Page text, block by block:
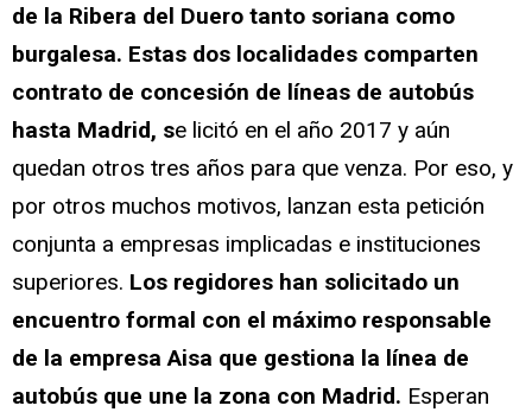
de la Ribera del Duero tanto soriana como
burgalesa. Estas dos localidades comparten
contrato de concesión de líneas de autobús
hasta Madrid, se licitó en el año 2017 y aún
quedan otros tres años para que venza. Por eso, y
por otros muchos motivos, lanzan esta petición
conjunta a empresas implicadas e instituciones
superiores. Los regidores han solicitado un
encuentro formal con el máximo responsable
de la empresa Aisa que gestiona la línea de
autobús que une la zona con Madrid. Esperan